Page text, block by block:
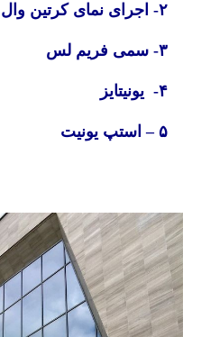
۲- اجرای نمای کرتین وال فریم لس ( frameless )
۳- سمی فریم لس
۴- یونیتایز
۵ – استپ یونیت